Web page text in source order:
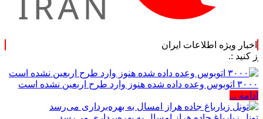
اخبار ویژه اطلاعات ایران
۳۰۰۰ اتوبوس وعده داده شده هنوز وارد طرح اربعین نشده است
ادامه ...